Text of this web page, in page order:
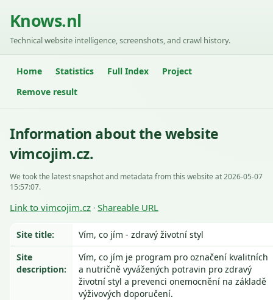
Knows.nl
Technical website intelligence, screenshots, and crawl history.
Home Statistics Full Index
Project
Remove result
Information about the website
vimcojim.cz.
We took the latest snapshot and metadata from this website at 2026-05-07
15:57:07.
Link to vimcojim.cz · Shareable URL
Site title:
Vím, co jím - zdravý životní styl
Site
description:
Vím, co jím je program pro označení kvalitních
a nutričně vyvážených potravin pro zdravý
životní styl a prevenci onemocnění na základě
výživových doporučení.